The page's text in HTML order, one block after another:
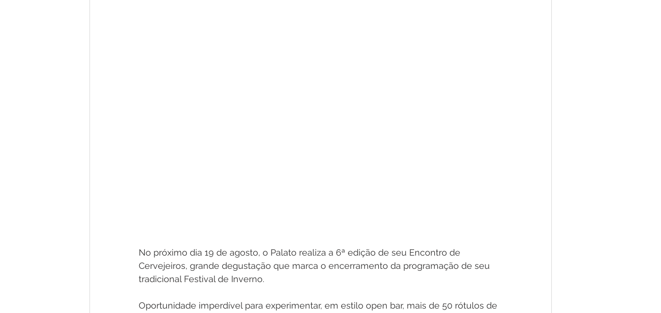
No próximo dia 19 de agosto, o Palato realiza a 6ª edição de seu Encontro de
Cervejeiros, grande degustação que marca o encerramento da programação de seu
tradicional Festival de Inverno.
Oportunidade imperdível para experimentar, em estilo open bar, mais de 50 rótulos de